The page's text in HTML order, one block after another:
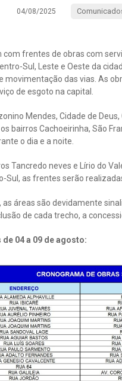
04/08/2025
frentes de obras com
Sul, Leste e Oeste da
movimentação das vias. As
de esgoto na capital.
Mendes, Cidade de
bairros Cachoeirinha, São
o dia e a noite.
Tancredo neves e Lírio do
Sul, as frentes serão
áreas são devidamente
de cada trecho, a
04 a 09 de agosto: